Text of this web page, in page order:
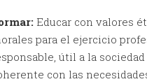
Educar con valores
para el ejercicio
útil a la
con las